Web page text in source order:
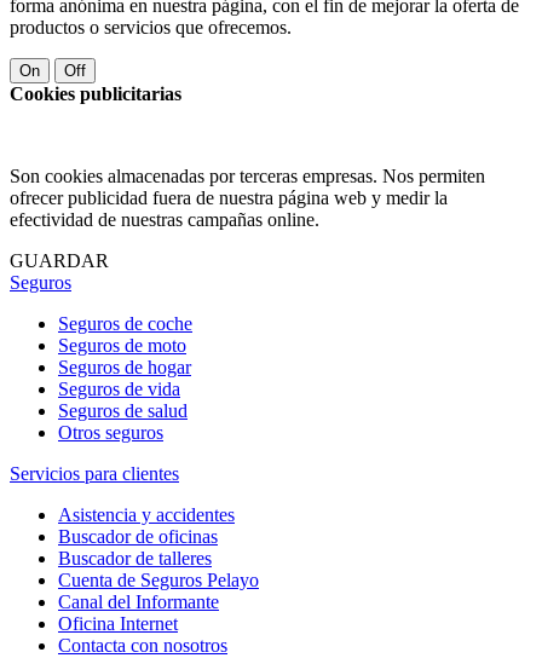
forma anónima en nuestra página, con el fin de mejorar la oferta de
productos o servicios que ofrecemos.
On Off
Cookies publicitarias
Son cookies almacenadas por terceras empresas. Nos permiten
ofrecer publicidad fuera de nuestra página web y medir la
efectividad de nuestras campañas online.
GUARDAR
Seguros
Seguros de coche
Seguros de moto
Seguros de hogar
Seguros de vida
Seguros de salud
Otros seguros
Servicios para clientes
Asistencia y accidentes
Buscador de oficinas
Buscador de talleres
Cuenta de Seguros Pelayo
Canal del Informante
Oficina Internet
Contacta con nosotros